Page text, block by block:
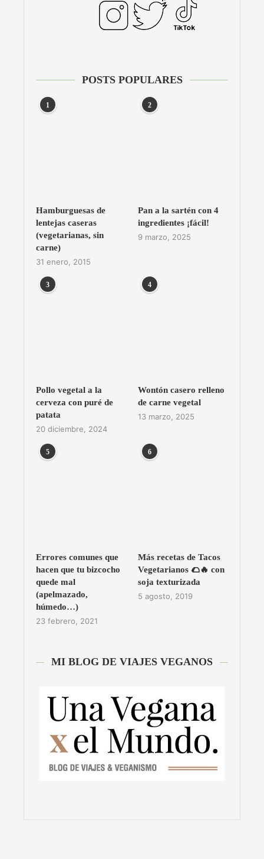
POSTS POPULARES
1
Hamburguesas de
lentejas caseras
(vegetarianas, sin
carne)
31 enero, 2015
2
Pan a la sartén con 4
ingredientes ¡fácil!
9 marzo, 2025
3
Pollo vegetal a la
cerveza con puré de
patata
20 diciembre, 2024
4
Wontón casero relleno
de carne vegetal
13 marzo, 2025
5
Errores comunes que
hacen que tu bizcocho
quede mal
(apelmazado,
húmedo…)
23 febrero, 2021
6
Más recetas de Tacos
Vegetarianos 🌮🔥 con
soja texturizada
5 agosto, 2019
MI BLOG DE VIAJES VEGANOS